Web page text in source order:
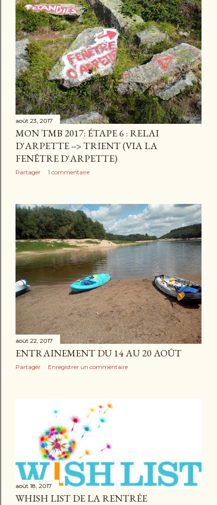
août 23, 2017
MON TMB 2017: ÉTAPE 6 : RELAI
D'ARPETTE --> TRIENT (VIA LA
FENÊTRE D'ARPETTE)
Partager 1 commentaire
août 22, 2017
ENTRAINEMENT DU 14 AU 20 AOÛT
Partager Enregistrer un commentaire
août 18, 2017
WHISH LIST DE LA RENTRÉE